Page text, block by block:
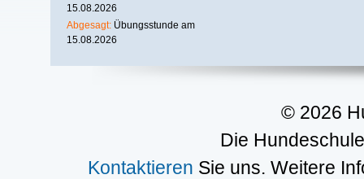
15.08.2026
Abgesagt: Übungsstunde am
15.08.2026
© 2026
Die
Kontaktieren Sie uns. Weitere